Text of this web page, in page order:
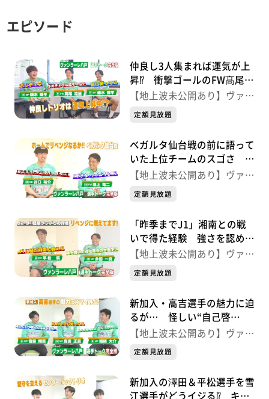
「前線からのハイプレス」にはピッチ上でスイッチを入
また、激しいプレーが持ち味の永田選手に対して、中野
選手も試合ではハイトーンボイスで細かく指示を出す姿
が見られる。普段は出さない高い声を出す理由とは？
これまでJ2での戦いが多かった中野選手がJ3とJ2の違
のエピソードにも注目‼
（青森朝日放送 2026年3月14日放送から）
エピソード
仲良し3人集まれば運気が上
昇⁉ 衝撃ゴールのFW髙尾選
手を支えるポジティブ思考
【地上波未公開あり】ヴァン
ラーレ八戸 選手トーク完全
定額見放題
ベガルタ仙台戦の前に語って
いた上位チームのスゴさ 澤
上選手の「先制点」宣言は的
ク完全版
【地上波未公開あり】ヴァン
ラーレ八戸 選手トーク完全
定額見放題
「昨季までJ1」湘南との戦
いで得た経験 強さを認めて
「リベンジ」へのカギは？
版
【地上波未公開あり】ヴァン
ラーレ八戸 選手トーク完全
定額見放題
新加入・高吉選手の魅力に迫
るが… 怪しい“自己啓
発？”＆音泉選手の野望 ヴ
【地上波未公開あり】ヴァン
ラーレ八戸 選手トーク完全
定額見放題
新加入の澤田＆平松選手を雪
江選手がどうイジる⁉ キャ